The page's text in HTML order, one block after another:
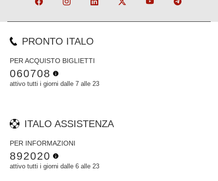
PRONTO ITALO
PER ACQUISTO BIGLIETTI
060708
attivo tutti i giorni dalle 7 alle 23
ITALO ASSISTENZA
PER INFORMAZIONI
892020
attivo tutti i giorni dalle 6 alle 23